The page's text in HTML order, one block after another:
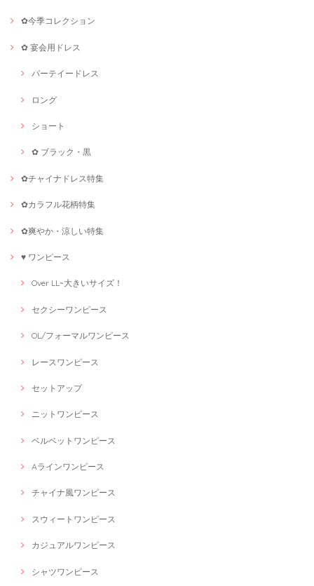
✿今季コレクション
✿ 宴会用ドレス
パーテイードレス
ロング
ショート
✿ ブラック・黒
✿チャイナドレス特集
✿カラフル花柄特集
✿爽やか・涼しい特集
♥ ワンピース
Over LL~大きいサイズ！
セクシーワンピース
OL/フォーマルワンピース
レースワンピース
セットアップ
ニットワンピース
ベルベットワンピース
Aラインワンピース
チャイナ風ワンピース
スウィートワンピース
カジュアルワンピース
シャツワンピース